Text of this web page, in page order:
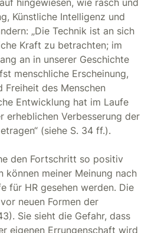
hingewiesen, wie rasch und
Künstliche Intelligenz und
„Die Technik ist an sich
Kraft zu betrachten; im
an in unserer Geschichte
menschliche Erscheinung,
Freiheit des Menschen
Entwicklung hat im Laufe
erheblichen Verbesserung der
(siehe S. 34 ff.).
den Fortschritt so positiv
können meiner Meinung nach
für HR gesehen werden. Die
neuen Formen der
Sie sieht die Gefahr, dass
eigenen Errungenschaft wird